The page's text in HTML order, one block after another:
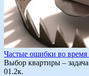
Частые ошибки во
Выбор квартиры –
01.2к.